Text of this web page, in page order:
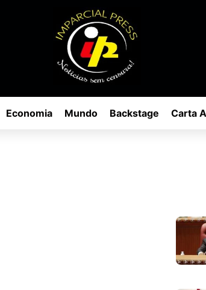
Economia Mundo Backstage Carta